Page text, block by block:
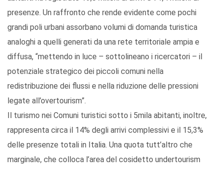
presenze. Un raffronto che rende evidente come pochi
grandi poli urbani assorbano volumi di domanda turistica
analoghi a quelli generati da una rete territoriale ampia e
diffusa, “mettendo in luce – sottolineano i ricercatori – il
potenziale strategico dei piccoli comuni nella
redistribuzione dei flussi e nella riduzione delle pressioni
legate all’overtourism”.
Il turismo nei Comuni turistici sotto i 5mila abitanti, inoltre,
rappresenta circa il 14% degli arrivi complessivi e il 15,3%
delle presenze totali in Italia. Una quota tutt’altro che
marginale, che colloca l’area del cosidetto undertourism